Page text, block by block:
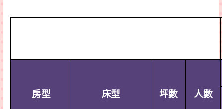
房型 床型 坪數 人數